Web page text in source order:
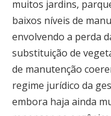
muitos jardins,
baixos níveis de
envolvendo a perda
substituição de
de manutenção
regime jurídico da
embora haja ainda